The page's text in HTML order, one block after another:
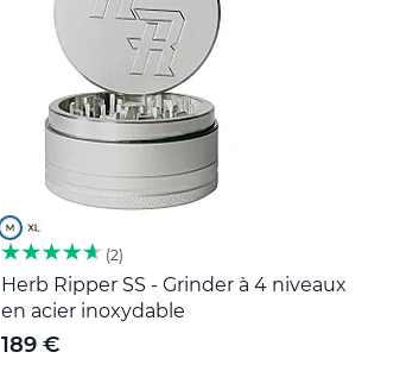
2
Herb Ripper SS - Grinder à 4 niveaux
en acier inoxydable
189 €